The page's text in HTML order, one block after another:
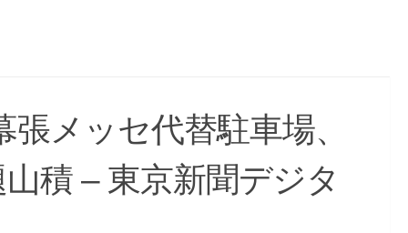
メッセ代替駐車場、
積 – 東京新聞デジタ